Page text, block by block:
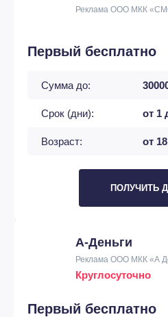
Реклама ООО МКК
Первый бесплатно
Сумма до:
Срок (дни): от 1
Возраст: от
ПОЛУЧИТЬ
А-Деньги
Реклама ООО МКК «А
Круглосуточно
Первый бесплатно